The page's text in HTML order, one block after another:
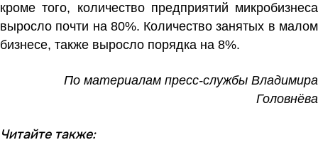
кроме того, количество предприятий микробизнеса
выросло почти на 80%. Количество занятых в малом
бизнесе, также выросло порядка на 8%.
По материалам пресс-службы Владимира
Головнёва
Читайте также: